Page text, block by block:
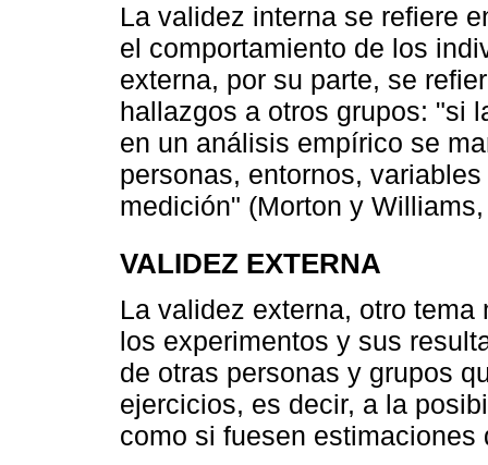
La validez interna se refiere
el comportamiento de los
externa, por su parte, se
hallazgos a otros grupos: "si
en un análisis empírico se
personas, entornos,
medición" (Morton y
VALIDEZ EXTERNA
La validez externa, otro
los experimentos y sus
de otras personas y grupos
ejercicios, es decir, a la
como si fuesen